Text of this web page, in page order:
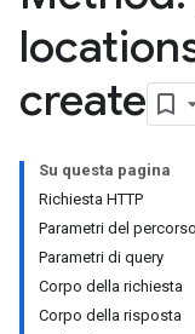
create
Su questa pagina
Richiesta HTTP
Parametri del percorso
Parametri di query
Corpo della richiesta
Corpo della risposta